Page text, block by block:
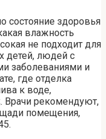
состояние здоровья
влажность
не подходит для
детей, людей с
заболеваниями и
где отделка
к воде,
Врачи рекомендуют,
помещения,